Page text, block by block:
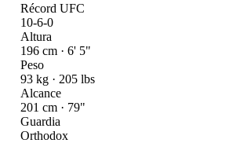
Récord UFC
10-6-0
Altura
196 cm · 6' 5"
Peso
93 kg · 205 lbs
Alcance
201 cm · 79"
Guardia
Orthodox